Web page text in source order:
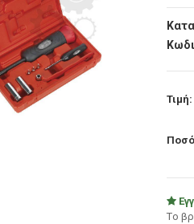
Τιμή:
Tο